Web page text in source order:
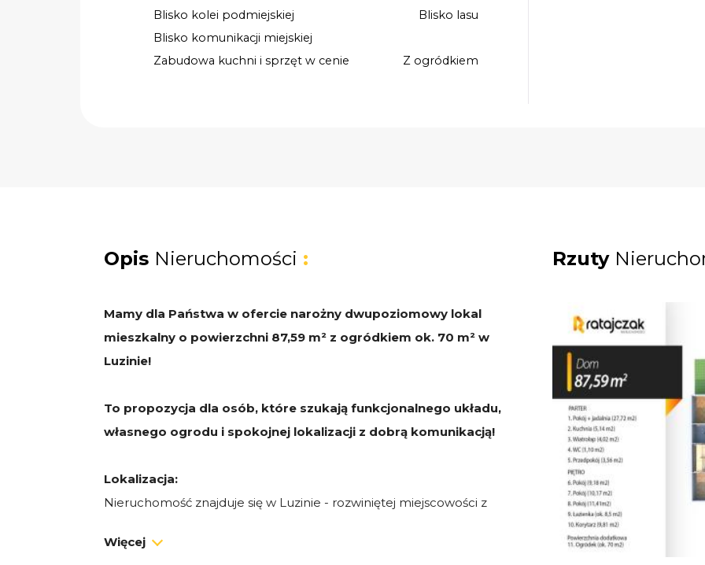
Blisko kolei podmiejskiej
Blisko lasu
Blisko komunikacji miejskiej
Zabudowa kuchni i sprzęt w cenie
Z ogródkiem
Opis Nieruchomości :
Mamy dla Państwa w ofercie narożny dwupoziomowy lokal
mieszkalny o powierzchni 87,59 m² z ogródkiem ok. 70 m² w
Luzinie!
To propozycja dla osób, które szukają funkcjonalnego układu,
własnego ogrodu i spokojnej lokalizacji z dobrą komunikacją!
Lokalizacja:
Nieruchomość znajduje się w Luzinie - rozwiniętej miejscowości z
Więcej
Rzuty